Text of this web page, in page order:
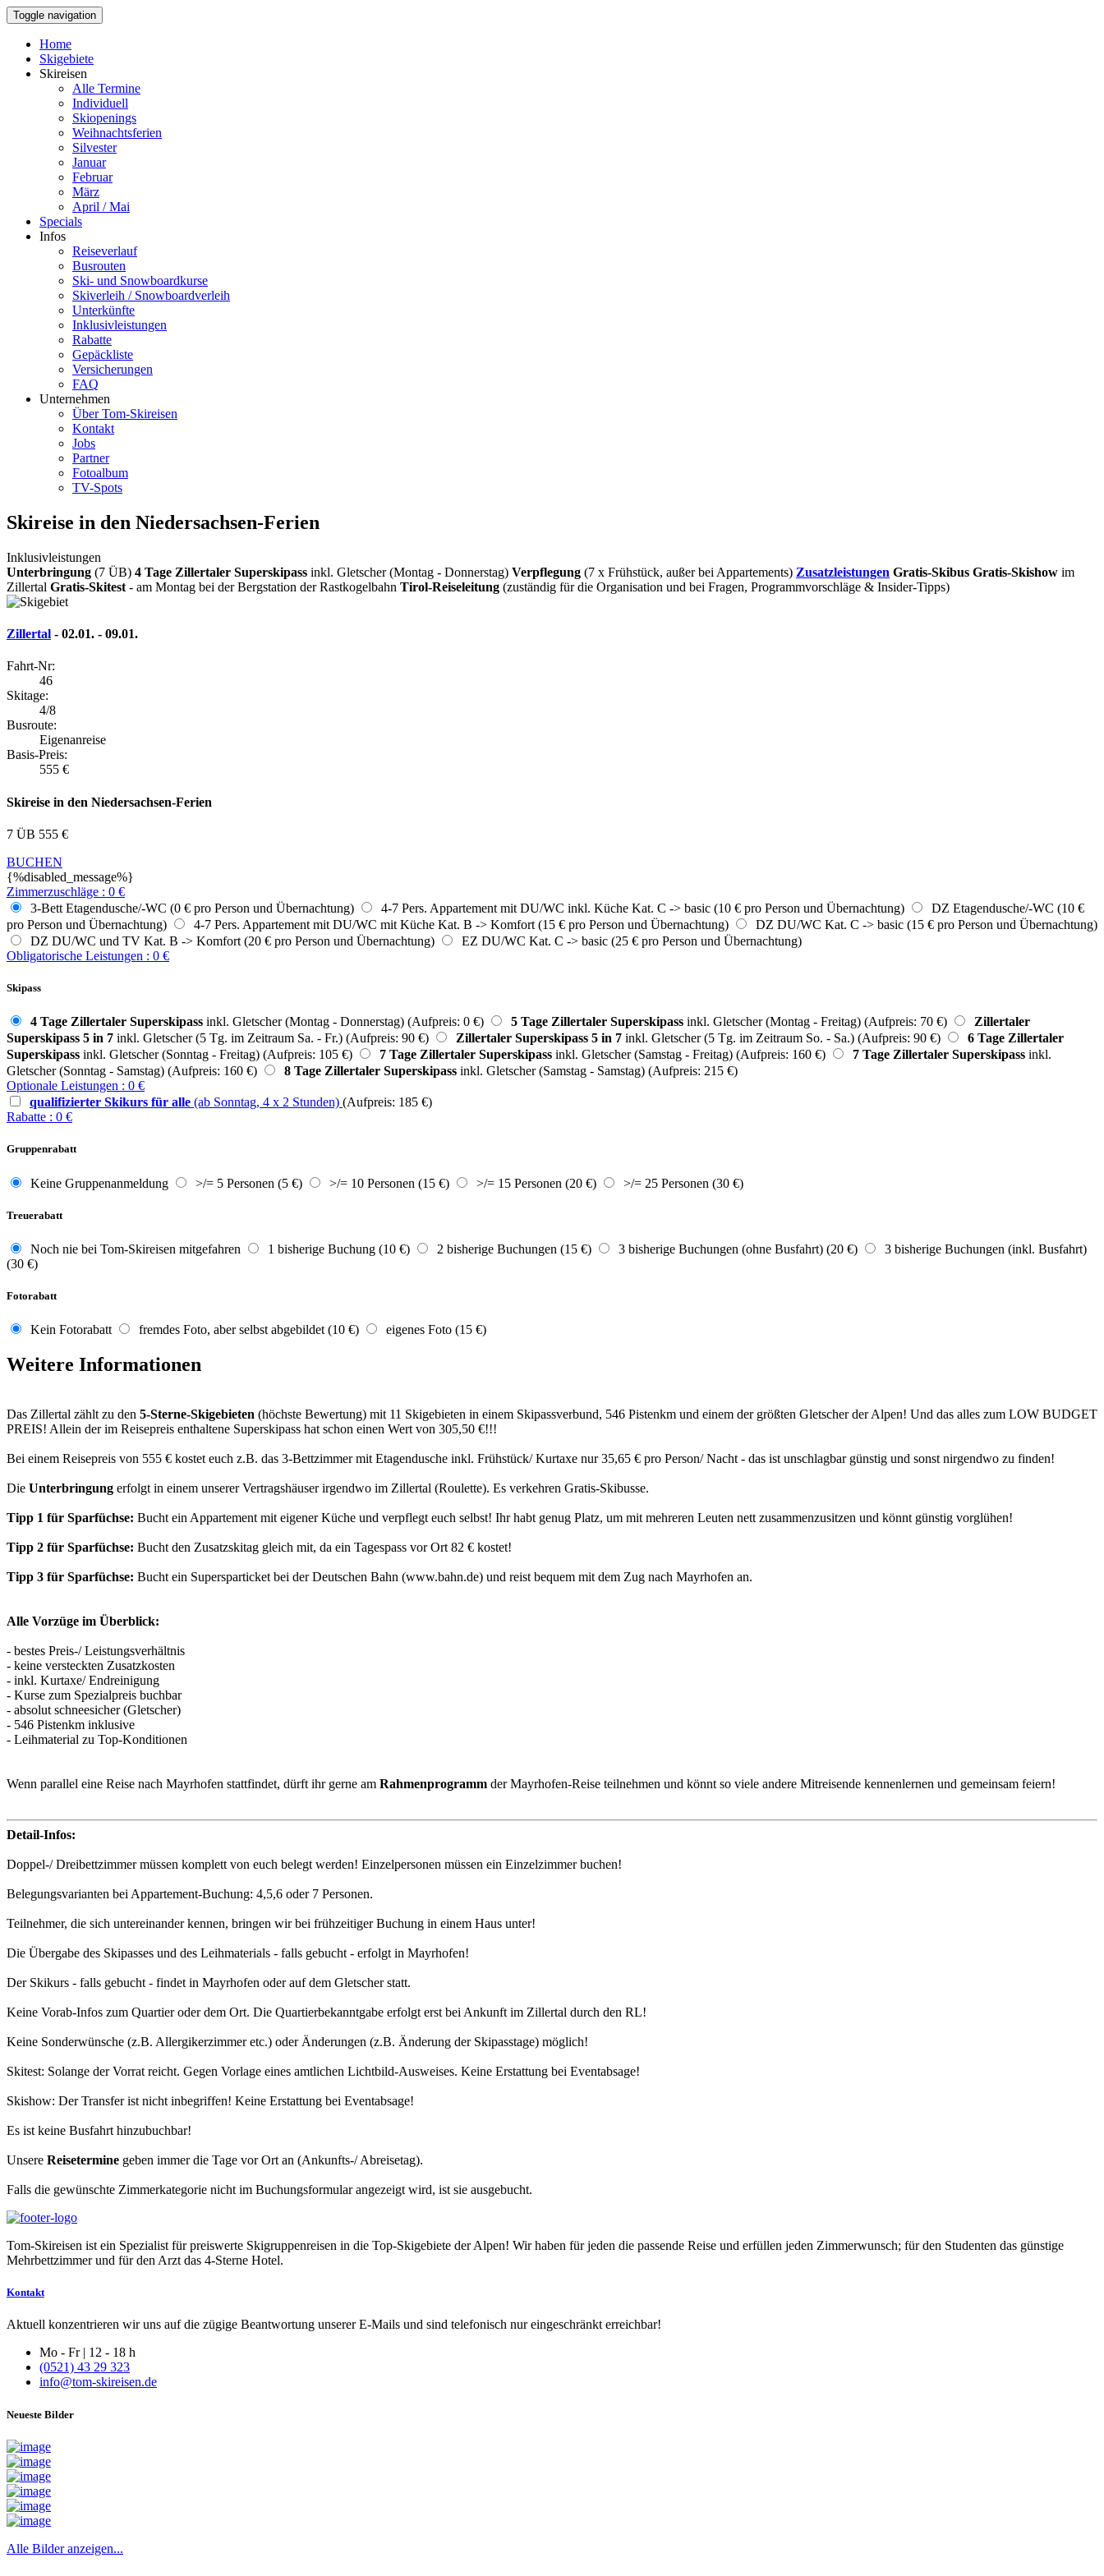
Toggle navigation
Home
Skigebiete
Skireisen
Alle Termine
Individuell
Skiopenings
Weihnachtsferien
Silvester
Januar
Februar
März
April / Mai
Specials
Infos
Reiseverlauf
Busrouten
Ski- und Snowboardkurse
Skiverleih / Snowboardverleih
Unterkünfte
Inklusivleistungen
Rabatte
Gepäckliste
Versicherungen
FAQ
Unternehmen
Über Tom-Skireisen
Kontakt
Jobs
Partner
Fotoalbum
TV-Spots
Skireise in den Niedersachsen-Ferien
Inklusivleistungen
Unterbringung (7 ÜB) 4 Tage Zillertaler Superskipass inkl. Gletscher (Montag - Donnerstag) Verpflegung (7 x Frühstück, außer bei Appartements) Zusatzleistungen Gratis-Skibus Gratis-Skishow im
Zillertal Gratis-Skitest - am Montag bei der Bergstation der Rastkogelbahn Tirol-Reiseleitung (zuständig für die Organisation und bei Fragen, Programmvorschläge & Insider-Tipps)
Zillertal - 02.01. - 09.01.
Fahrt-Nr:
46
Skitage:
4/8
Busroute:
Eigenanreise
Basis-Preis:
555 €
Skireise in den Niedersachsen-Ferien
7 ÜB 555 €
BUCHEN
{%disabled_message%}
Zimmerzuschläge : 0 €
3-Bett Etagendusche/-WC (0 € pro Person und Übernachtung)
4-7 Pers. Appartement mit DU/WC inkl. Küche Kat. C -> basic (10 € pro Person und Übernachtung)
DZ Etagendusche/-WC (10 €
pro Person und Übernachtung)
4-7 Pers. Appartement mit DU/WC mit Küche Kat. B -> Komfort (15 € pro Person und Übernachtung)
DZ DU/WC Kat. C -> basic (15 € pro Person und Übernachtung)
DZ DU/WC und TV Kat. B -> Komfort (20 € pro Person und Übernachtung)
EZ DU/WC Kat. C -> basic (25 € pro Person und Übernachtung)
Obligatorische Leistungen : 0 €
Skipass
4 Tage Zillertaler Superskipass inkl. Gletscher (Montag - Donnerstag) (Aufpreis: 0 €) 5 Tage Zillertaler Superskipass inkl. Gletscher (Montag - Freitag) (Aufpreis: 70 €)
Zillertaler
Superskipass 5 in 7 inkl. Gletscher (5 Tg. im Zeitraum Sa. - Fr.) (Aufpreis: 90 €) Zillertaler Superskipass 5 in 7 inkl. Gletscher (5 Tg. im Zeitraum So. - Sa.) (Aufpreis: 90 €)
6 Tage Zillertaler
Superskipass inkl. Gletscher (Sonntag - Freitag) (Aufpreis: 105 €) 7 Tage Zillertaler Superskipass inkl. Gletscher (Samstag - Freitag) (Aufpreis: 160 €) 7 Tage Zillertaler Superskipass inkl.
Gletscher (Sonntag - Samstag) (Aufpreis: 160 €)
8 Tage Zillertaler Superskipass inkl. Gletscher (Samstag - Samstag) (Aufpreis: 215 €)
Optionale Leistungen : 0 €
qualifizierter Skikurs für alle (ab Sonntag, 4 x 2 Stunden) (Aufpreis: 185 €)
Rabatte : 0 €
Gruppenrabatt
Keine Gruppenanmeldung >/= 5 Personen (5 €) >/= 10 Personen (15 €) >/= 15 Personen (20 €) >/= 25 Personen (30 €)
Treuerabatt
Noch nie bei Tom-Skireisen mitgefahren 1 bisherige Buchung (10 €) 2 bisherige Buchungen (15 €) 3 bisherige Buchungen (ohne Busfahrt) (20 €)
3 bisherige Buchungen (inkl. Busfahrt)
(30 €)
Fotorabatt
Kein Fotorabatt fremdes Foto, aber selbst abgebildet (10 €) eigenes Foto (15 €)
Weitere Informationen
Das Zillertal zählt zu den 5-Sterne-Skigebieten (höchste Bewertung) mit 11 Skigebieten in einem Skipassverbund, 546 Pistenkm und einem der größten Gletscher der Alpen! Und das alles zum LOW BUDGET
PREIS! Allein der im Reisepreis enthaltene Superskipass hat schon einen Wert von 305,50 €!!!
Bei einem Reisepreis von 555 € kostet euch z.B. das 3-Bettzimmer mit Etagendusche inkl. Frühstück/ Kurtaxe nur 35,65 € pro Person/ Nacht - das ist unschlagbar günstig und sonst nirgendwo zu finden!
Die Unterbringung erfolgt in einem unserer Vertragshäuser irgendwo im Zillertal (Roulette). Es verkehren Gratis-Skibusse.
Tipp 1 für Sparfüchse: Bucht ein Appartement mit eigener Küche und verpflegt euch selbst! Ihr habt genug Platz, um mit mehreren Leuten nett zusammenzusitzen und könnt günstig vorglühen!
Tipp 2 für Sparfüchse: Bucht den Zusatzskitag gleich mit, da ein Tagespass vor Ort 82 € kostet!
Tipp 3 für Sparfüchse: Bucht ein Supersparticket bei der Deutschen Bahn (www.bahn.de) und reist bequem mit dem Zug nach Mayrhofen an.
Alle Vorzüge im Überblick:
- bestes Preis-/ Leistungsverhältnis
- keine versteckten Zusatzkosten
- inkl. Kurtaxe/ Endreinigung
- Kurse zum Spezialpreis buchbar
- absolut schneesicher (Gletscher)
- 546 Pistenkm inklusive
- Leihmaterial zu Top-Konditionen
Wenn parallel eine Reise nach Mayrhofen stattfindet, dürft ihr gerne am Rahmenprogramm der Mayrhofen-Reise teilnehmen und könnt so viele andere Mitreisende kennenlernen und gemeinsam feiern!
Detail-Infos:
Doppel-/ Dreibettzimmer müssen komplett von euch belegt werden! Einzelpersonen müssen ein Einzelzimmer buchen!
Belegungsvarianten bei Appartement-Buchung: 4,5,6 oder 7 Personen.
Teilnehmer, die sich untereinander kennen, bringen wir bei frühzeitiger Buchung in einem Haus unter!
Die Übergabe des Skipasses und des Leihmaterials - falls gebucht - erfolgt in Mayrhofen!
Der Skikurs - falls gebucht - findet in Mayrhofen oder auf dem Gletscher statt.
Keine Vorab-Infos zum Quartier oder dem Ort. Die Quartierbekanntgabe erfolgt erst bei Ankunft im Zillertal durch den RL!
Keine Sonderwünsche (z.B. Allergikerzimmer etc.) oder Änderungen (z.B. Änderung der Skipasstage) möglich!
Skitest: Solange der Vorrat reicht. Gegen Vorlage eines amtlichen Lichtbild-Ausweises. Keine Erstattung bei Eventabsage!
Skishow: Der Transfer ist nicht inbegriffen! Keine Erstattung bei Eventabsage!
Es ist keine Busfahrt hinzubuchbar!
Unsere Reisetermine geben immer die Tage vor Ort an (Ankunfts-/ Abreisetag).
Falls die gewünschte Zimmerkategorie nicht im Buchungsformular angezeigt wird, ist sie ausgebucht.
Tom-Skireisen ist ein Spezialist für preiswerte Skigruppenreisen in die Top-Skigebiete der Alpen! Wir haben für jeden die passende Reise und erfüllen jeden Zimmerwunsch; für den Studenten das günstige
Mehrbettzimmer und für den Arzt das 4-Sterne Hotel.
Kontakt
Aktuell konzentrieren wir uns auf die zügige Beantwortung unserer E-Mails und sind telefonisch nur eingeschränkt erreichbar!
Mo - Fr | 12 - 18 h
(0521) 43 29 323
info@tom-skireisen.de
Neueste Bilder
Alle Bilder anzeigen...